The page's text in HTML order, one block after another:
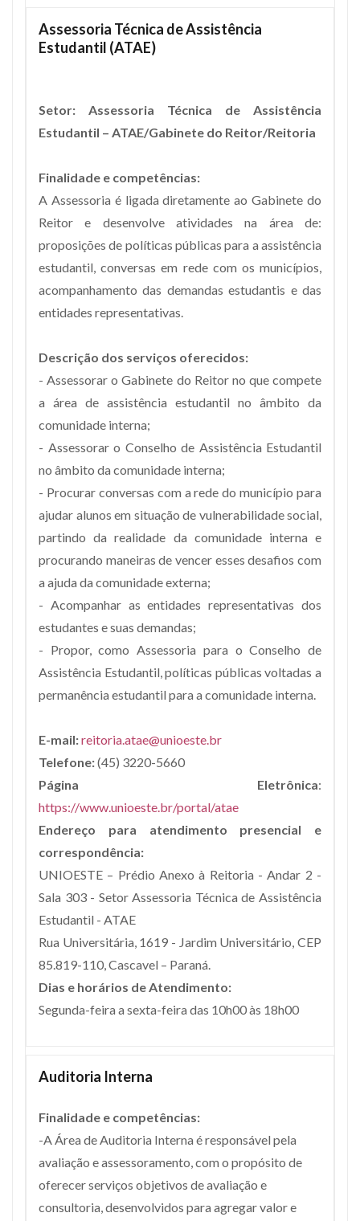
Assessoria Técnica de Assistência
Estudantil (ATAE)
Setor: Assessoria Técnica de Assistência
Estudantil – ATAE/Gabinete do Reitor/Reitoria
Finalidade e competências:
A Assessoria é ligada diretamente ao Gabinete do
Reitor e desenvolve atividades na área de:
proposições de políticas públicas para a assistência
estudantil, conversas em rede com os municípios,
acompanhamento das demandas estudantis e das
entidades representativas.
Descrição dos serviços oferecidos:
- Assessorar o Gabinete do Reitor no que compete
a área de assistência estudantil no âmbito da
comunidade interna;
- Assessorar o Conselho de Assistência Estudantil
no âmbito da comunidade interna;
- Procurar conversas com a rede do município para
ajudar alunos em situação de vulnerabilidade social,
partindo da realidade da comunidade interna e
procurando maneiras de vencer esses desafios com
a ajuda da comunidade externa;
- Acompanhar as entidades representativas dos
estudantes e suas demandas;
- Propor, como Assessoria para o Conselho de
Assistência Estudantil, políticas públicas voltadas a
permanência estudantil para a comunidade interna.
E-mail:reitoria.atae@unioeste.br
Telefone:(45) 3220-5660
Página Eletrônica:
https://www.unioeste.br/portal/atae
Endereço para atendimento presencial e
correspondência:
UNIOESTE – Prédio Anexo à Reitoria - Andar 2 -
Sala 303 - Setor Assessoria Técnica de Assistência
Estudantil - ATAE
Rua Universitária, 1619 - Jardim Universitário, CEP
85.819-110, Cascavel – Paraná.
Dias e horários de Atendimento:
Segunda-feira a sexta-feira das 10h00 às 18h00
Auditoria Interna
Finalidade e competências:
-A Área de Auditoria Interna é responsável pela
avaliação e assessoramento, com o propósito de
oferecer serviços objetivos de avaliação e
consultoria, desenvolvidos para agregar valor e